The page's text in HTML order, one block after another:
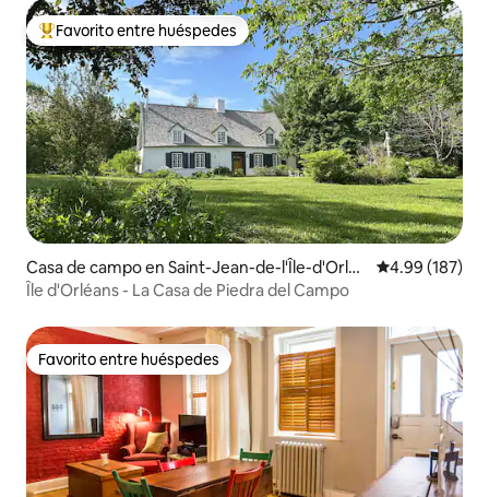
De los mejores en Favorito entre huéspedes
Favorito entre huéspedes
Casa de campo en Saint-Jean-de-l'Île-d'Orléa
ns
Calificación
4.99 (187)
Île d'Orléans - La Casa de Piedra del Campo
Favorito entre huéspedes
Favorito entre huéspedes